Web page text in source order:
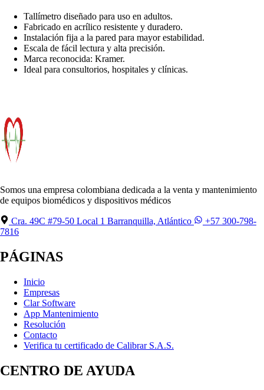
Tallímetro diseñado para uso en adultos.
Fabricado en acrílico resistente y duradero.
Instalación fija a la pared para mayor estabilidad.
Escala de fácil lectura y alta precisión.
Marca reconocida: Kramer.
Ideal para consultorios, hospitales y clínicas.
Somos una empresa colombiana dedicada a la venta y mantenimiento
de equipos biomédicos y dispositivos médicos
Cra. 49C #79-50 Local 1 Barranquilla, Atlántico
+57 300-798-
7816
PÁGINAS
Inicio
Empresas
Clar Software
App Mantenimiento
Resolución
Contacto
Verifica tu certificado de Calibrar S.A.S.
CENTRO DE AYUDA